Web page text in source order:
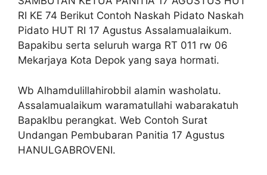
RI KE 74 Berikut Contoh Naskah Pidato Naskah
Pidato HUT RI 17 Agustus Assalamualaikum.
Bapakibu serta seluruh warga RT 011 rw 06
Mekarjaya Kota Depok yang saya hormati.
Wb Alhamdulillahirobbil alamin washolatu.
Assalamualaikum waramatullahi wabarakatuh
BapakIbu perangkat. Web Contoh Surat
Undangan Pembubaran Panitia 17 Agustus
HANULGABROVENI.